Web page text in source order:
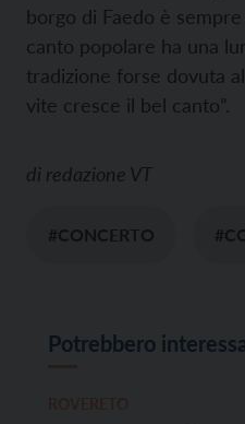
borgo di Faedo è
canto popolare ha una
tradizione forse dovuta
vite cresce il bel canto”.
di redazione VT
#CONCERTO
Potrebbero